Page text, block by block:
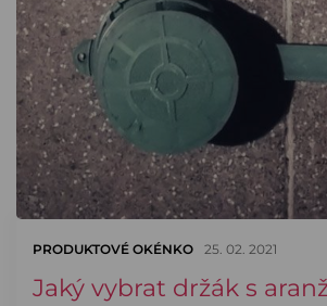
PRODUKTOVÉ OKÉNKO 25. 02. 2021
Jaký vybrat držák s